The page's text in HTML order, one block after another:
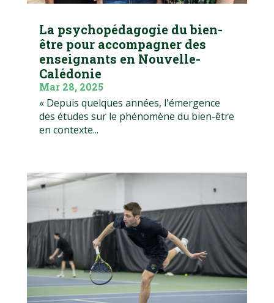
La psychopédagogie du bien-
être pour accompagner des
enseignants en Nouvelle-
Calédonie
Mar 28, 2025
« Depuis quelques années, l'émergence
des études sur le phénomène du bien-être
en contexte...